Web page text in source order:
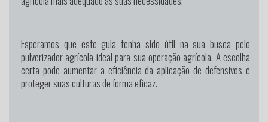
Esperamos que este guia tenha sido útil na sua busca pelo
pulverizador agrícola ideal para sua operação agrícola. A escolha
certa pode aumentar a eficiência da aplicação de defensivos e
proteger suas culturas de forma eficaz.